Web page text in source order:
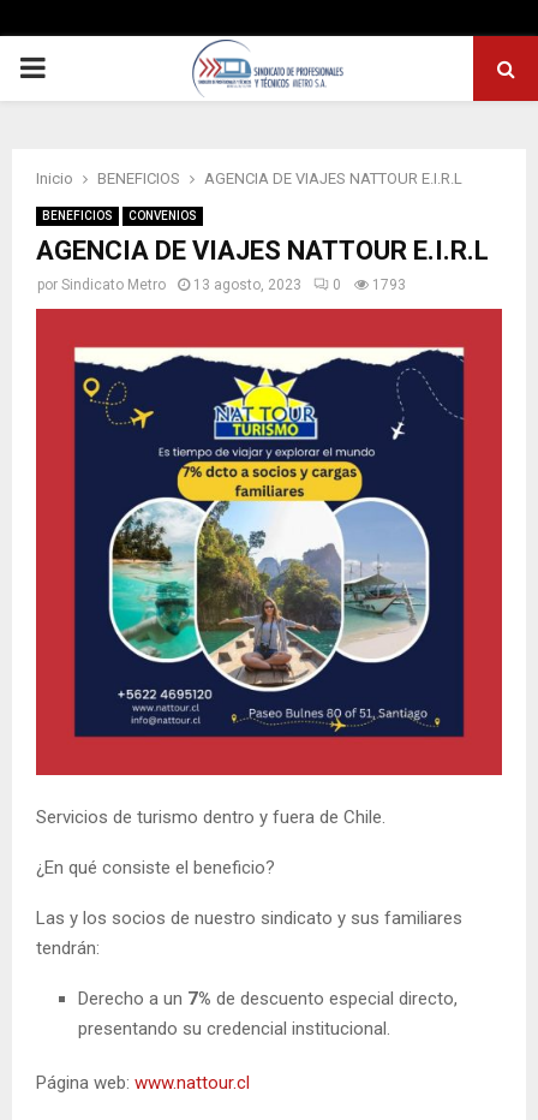
PRIMARY
Inicio BENEFICIOS AGENCIA DE VIAJES NATTOUR E.I.R.L
BENEFICIOS CONVENIOS
AGENCIA DE VIAJES NATTOUR E.I.R.L
por Sindicato Metro 13 agosto, 2023 0 1793
Servicios de turismo dentro y fuera de Chile.
¿En qué consiste el beneficio?
Las y los socios de nuestro sindicato y sus familiares
tendrán:
Derecho a un 7% de descuento especial directo,
presentando su credencial institucional.
Página web: www.nattour.cl